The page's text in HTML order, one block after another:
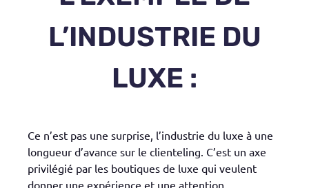
L’INDUSTRIE DU
LUXE :
Ce n’est pas une surprise, l’industrie du luxe à une
longueur d’avance sur le clienteling. C’est un axe
privilégié par les boutiques de luxe qui veulent
donner une expérience et une attention